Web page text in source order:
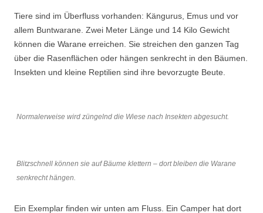
Tiere sind im Überfluss vorhanden: Kängurus, Emus und vor
allem Buntwarane. Zwei Meter Länge und 14 Kilo Gewicht
können die Warane erreichen. Sie streichen den ganzen Tag
über die Rasenflächen oder hängen senkrecht in den Bäumen.
Insekten und kleine Reptilien sind ihre bevorzugte Beute.
Normalerweise wird züngelnd die Wiese nach Insekten abgesucht.
Blitzschnell können sie auf Bäume klettern – dort bleiben die Warane
senkrecht hängen.
Ein Exemplar finden wir unten am Fluss. Ein Camper hat dort